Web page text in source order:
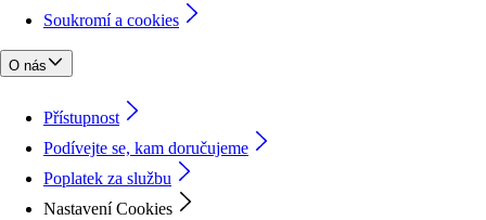
Soukromí a cookies
O nás
Přístupnost
Podívejte se, kam doručujeme
Poplatek za službu
Nastavení Cookies